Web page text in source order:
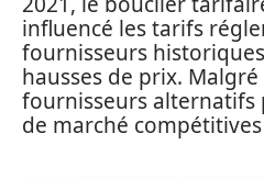
influencé les tarifs
fournisseurs
hausses de prix. Malgré
fournisseurs alternatifs
de marché